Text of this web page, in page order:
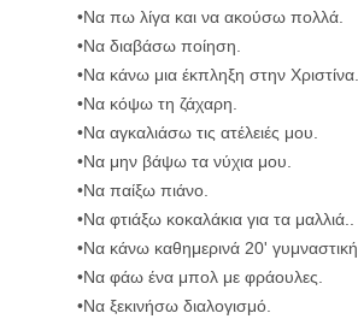
•Να πω λίγα και να ακούσω πολλά.
•Να διαβάσω ποίηση.
•Να κάνω μια έκπληξη στην Χριστίνα.
•Να κόψω τη ζάχαρη.
•Να αγκαλιάσω τις ατέλειές μου.
•Να μην βάψω τα νύχια μου.
•Να παίξω πιάνο.
•Να φτιάξω κοκαλάκια για τα μαλλιά..
•Να κάνω καθημερινά 20' γυμναστική.
•Να φάω ένα μπολ με φράουλες.
•Να ξεκινήσω διαλογισμό.